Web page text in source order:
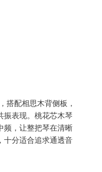
搭配相思木背侧板，
振表现。桃花芯木琴
频，让整把琴在清晰
十分适合追求通透音